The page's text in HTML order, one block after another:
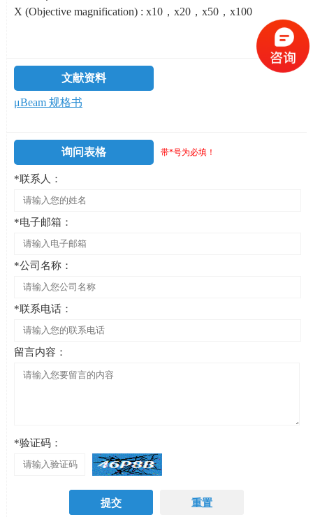
X (Objective magnification) : x10， x20， x50， x100
文献资料
μBeam 规格书
询问表格 带*号为必填！
*联系人：
*电子邮箱：
*公司名称：
*联系电话：
留言内容：
*验证码：